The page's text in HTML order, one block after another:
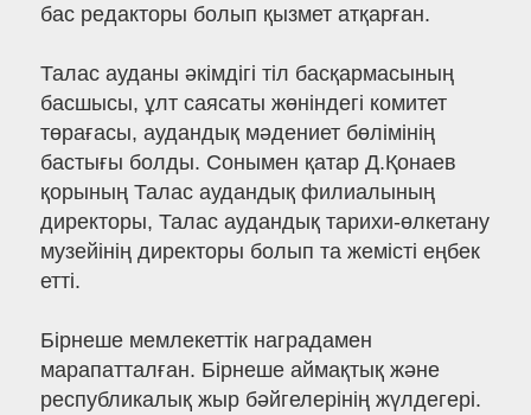
бас редакторы болып қызмет атқарған.
Талас ауданы әкімдігі тіл басқармасының
басшысы, ұлт саясаты жөніндегі комитет
төрағасы, аудандық мәдениет бөлімінің
бастығы болды. Сонымен қатар Д.Қонаев
қорының Талас аудандық филиалының
директоры, Талас аудандық тарихи-өлкетану
музейінің директоры болып та жемісті еңбек
етті.
Бірнеше мемлекеттік наградамен
марапатталған. Бірнеше аймақтық және
республикалық жыр бәйгелерінің жүлдегері.